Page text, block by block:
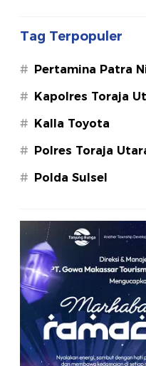
Tag Terpopuler
# Pertamina Patra
# Kapolres Toraja
M.Si
# Kalla Toyota
# Polres Toraja
# Polda Sulsel